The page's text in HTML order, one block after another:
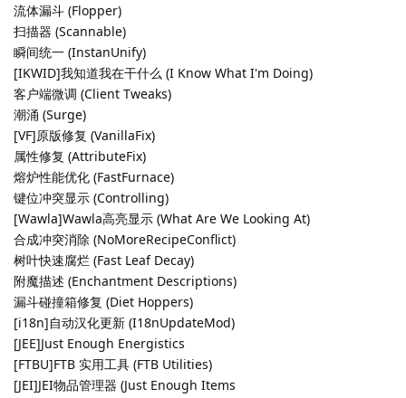
流体漏斗 (Flopper)
扫描器 (Scannable)
瞬间统一 (InstanUnify)
[IKWID]我知道我在干什么 (I Know What I'm Doing)
客户端微调 (Client Tweaks)
潮涌 (Surge)
[VF]原版修复 (VanillaFix)
属性修复 (AttributeFix)
熔炉性能优化 (FastFurnace)
键位冲突显示 (Controlling)
[Wawla]Wawla高亮显示 (What Are We Looking At)
合成冲突消除 (NoMoreRecipeConflict)
树叶快速腐烂 (Fast Leaf Decay)
附魔描述 (Enchantment Descriptions)
漏斗碰撞箱修复 (Diet Hoppers)
[i18n]自动汉化更新 (I18nUpdateMod)
[JEE]Just Enough Energistics
[FTBU]FTB 实用工具 (FTB Utilities)
[JEI]JEI物品管理器 (Just Enough Items